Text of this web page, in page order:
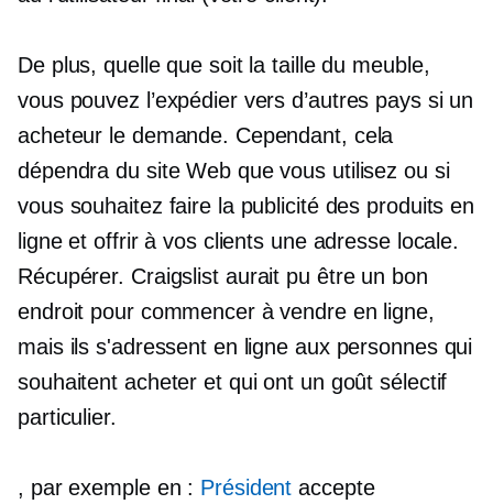
De plus, quelle que soit la taille du meuble,
vous pouvez l’expédier vers d’autres pays si un
acheteur le demande. Cependant, cela
dépendra du site Web que vous utilisez ou si
vous souhaitez faire la publicité des produits en
ligne et offrir à vos clients une adresse locale.
Récupérer. Craigslist aurait pu être un bon
endroit pour commencer à vendre en ligne,
mais ils s'adressent en ligne aux personnes qui
souhaitent acheter et qui ont un goût sélectif
particulier.
, par exemple en : Président accepte